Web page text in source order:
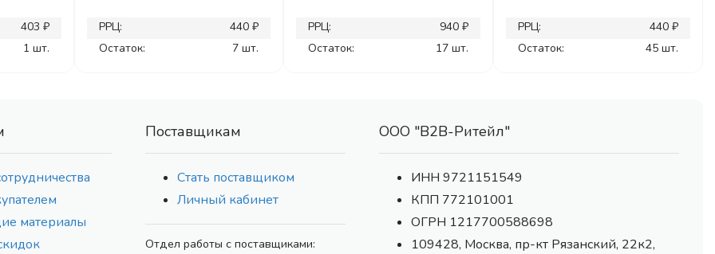
403 ₽
1 шт.
РРЦ:
440 ₽
Остаток:
7 шт.
РРЦ:
940 ₽
Остаток:
17 шт.
РРЦ:
440 ₽
Остаток:
45 шт.
материалы
Поставщикам
Стать поставщиком
Личный кабинет
Отдел работы с поставщиками:
ООО "В2В-Ритейл"
ИНН 9721151549
КПП 772101001
ОГРН 1217700588698
109428, Москва, пр-кт Рязанский, 22к2,